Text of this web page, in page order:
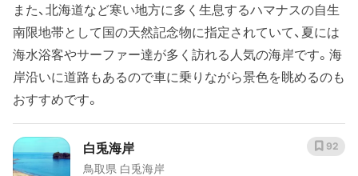
また、北海道など寒い地方に多く生息するハマナスの自生
南限地帯として国の天然記念物に指定されていて、夏には
海水浴客やサーファー達が多く訪れる人気の海岸です。海
岸沿いに道路もあるので車に乗りながら景色を眺めるのも
おすすめです。
白兎海岸
鳥取県 白兎海岸
92